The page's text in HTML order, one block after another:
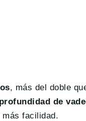
, más del doble
de
facilidad.